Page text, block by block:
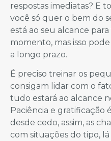
respostas imediatas? E
você só quer o bem do
está ao seu alcance
momento, mas isso
a longo prazo.
É preciso treinar os
consigam lidar com o
tudo estará ao alcance
Paciência e gratificação
desde cedo, assim, as
com situações do tipo,